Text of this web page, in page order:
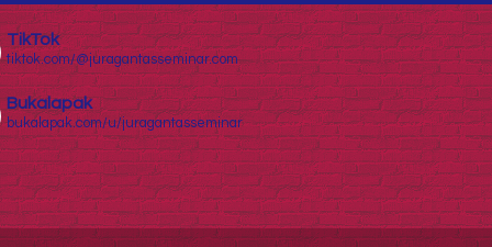
TikTok
tiktok.com/@juragantasseminar.com
Bukalapak
bukalapak.com/u/juragantasseminar